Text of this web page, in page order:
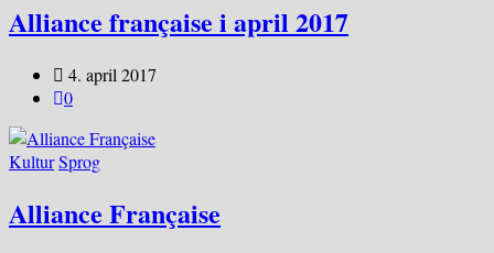
Alliance française i april 2017
4. april 2017
0
KulturSprog
Alliance Française